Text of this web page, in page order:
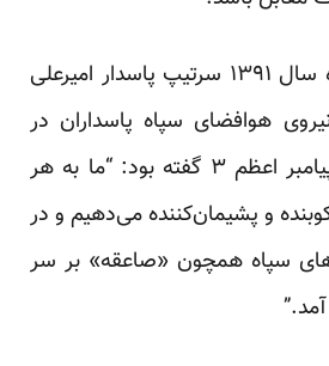
پیش از این در تیرماه سال ۱۳۹۱ سرتیپ پاسدار امیرعلی
هوافضای سپاه پاسداران در
پایان مانور موشکی پیامبر اعظم ۳ گفته بود: “ما به هر
و پشیمان‌کننده می‌دهیم و در
سپاه همچون «صاعقه» بر سر